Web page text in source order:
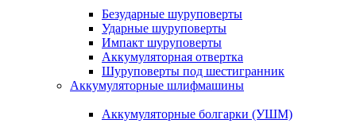
Безударные шуруповерты
Ударные шуруповерты
Импакт шуруповерты
Аккумуляторная отвертка
Шуруповерты под шестигранник
Аккумуляторные шлифмашины
Аккумуляторные болгарки (УШМ)